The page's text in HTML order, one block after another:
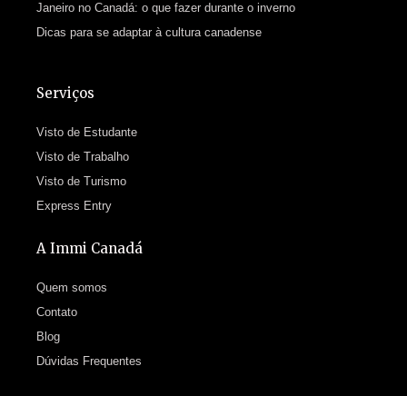
Janeiro no Canadá: o que fazer durante o inverno
Dicas para se adaptar à cultura canadense
Serviços
Visto de Estudante
Visto de Trabalho
Visto de Turismo
Express Entry
A Immi Canadá
Quem somos
Contato
Blog
Dúvidas Frequentes